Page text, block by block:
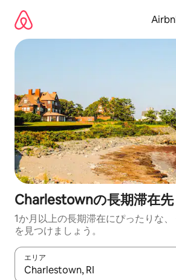
Charlestownの長期滞在先
1か月以上の長期滞在にぴったりな
を見つけましょう。
エリア
検索結果が表示されたら、上下の矢印